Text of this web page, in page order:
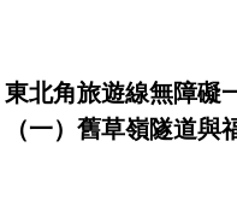
東北角旅遊線無障礙
（一）舊草嶺隧道與